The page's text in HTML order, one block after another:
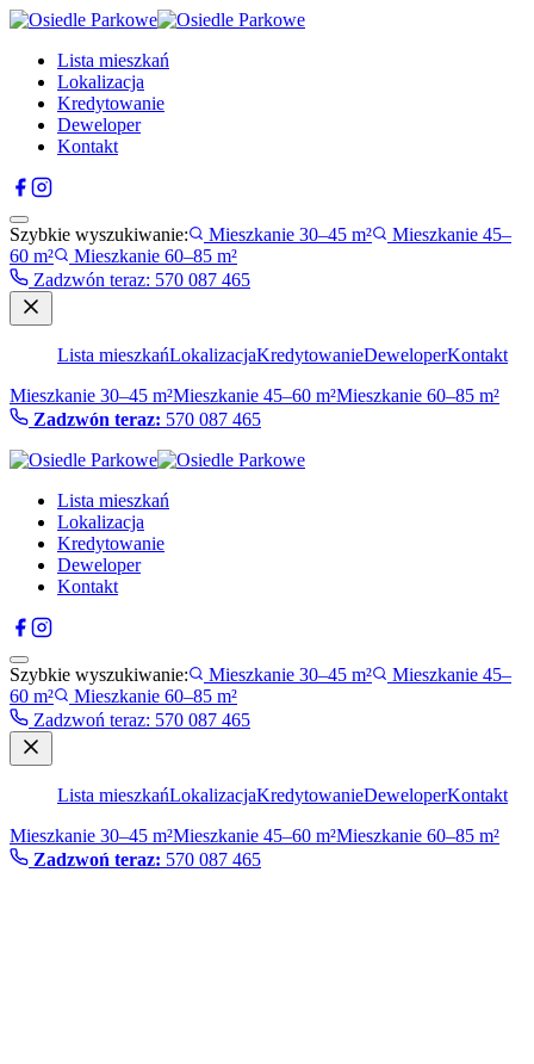
Lista mieszkań
Lokalizacja
Kredytowanie
Deweloper
Kontakt
Szybkie wyszukiwanie: Mieszkanie 30–45 m²
Mieszkanie 45–
60 m²
Mieszkanie 60–85 m²
Zadzwón teraz: 570 087 465
Lista mieszkańLokalizacjaKredytowanieDeweloperKontakt
Mieszkanie 30–45 m²Mieszkanie 45–60 m²Mieszkanie 60–85 m²
Zadzwón teraz: 570 087 465
Lista mieszkań
Lokalizacja
Kredytowanie
Deweloper
Kontakt
Szybkie wyszukiwanie: Mieszkanie 30–45 m²
Mieszkanie 45–
60 m²
Mieszkanie 60–85 m²
Zadzwoń teraz: 570 087 465
Lista mieszkańLokalizacjaKredytowanieDeweloperKontakt
Mieszkanie 30–45 m²Mieszkanie 45–60 m²Mieszkanie 60–85 m²
Zadzwoń teraz: 570 087 465